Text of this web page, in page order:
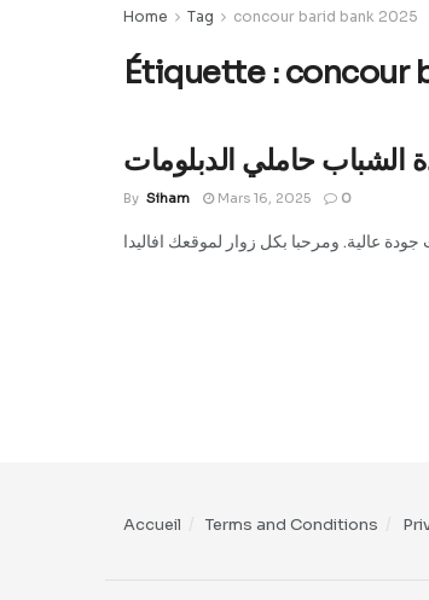
Home Tag concour barid bank 2025
Étiquette :concour
By Siham Mars 16, 2025 0
Accueil Terms and Conditions